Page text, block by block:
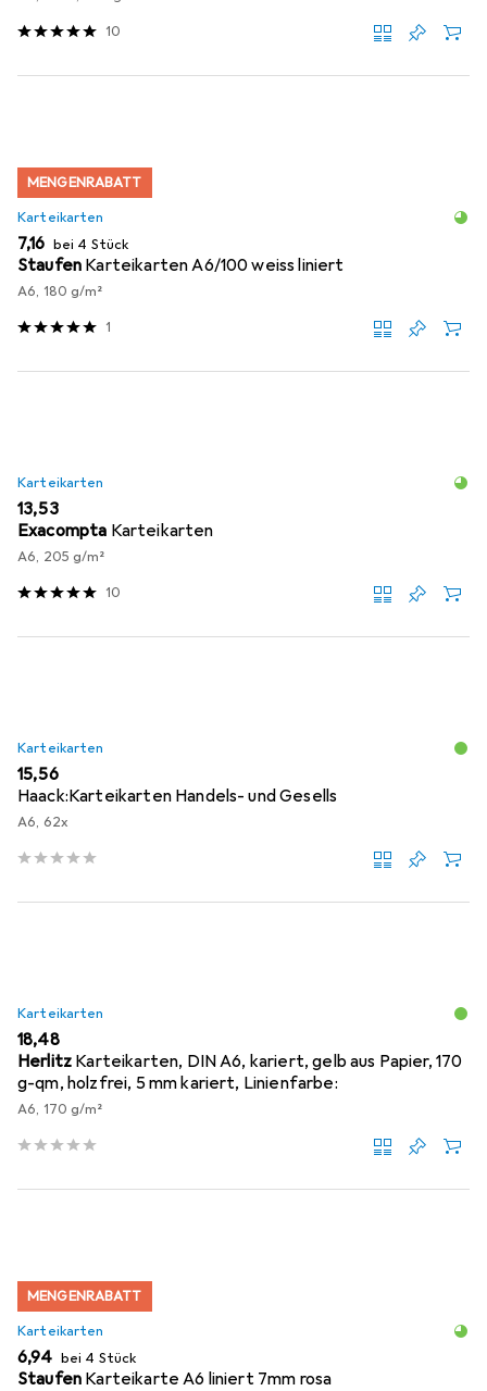
10
MENGENRABATT
Karteikarten
EUR
7,16 bei 4 Stück
Staufen Karteikarten A6/100 weiss liniert
A6, 180 g/m²
1
Karteikarten
EUR
13,53
Exacompta Karteikarten
A6, 205 g/m²
10
Karteikarten
EUR
15,56
Haack:Karteikarten Handels- und Gesells
A6, 62x
Karteikarten
EUR
18,48
Herlitz Karteikarten, DIN A6, kariert, gelb aus Papier, 170
g-qm, holzfrei, 5 mm kariert, Linienfarbe:
A6, 170 g/m²
MENGENRABATT
Karteikarten
EUR
6,94 bei 4 Stück
Staufen Karteikarte A6 liniert 7mm rosa